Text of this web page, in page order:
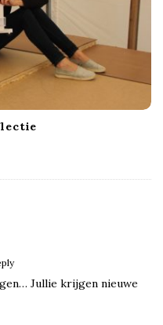
Jullie krijgen nieuwe